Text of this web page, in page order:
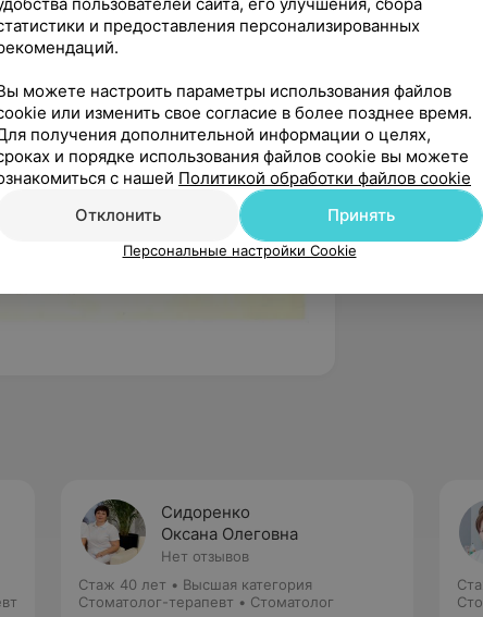
Сидоренко
Оксана Олеговна
Нет отзывов
Стаж 40 лет • Высшая категория
Стоматолог-терапевт • Стоматолог
и предоставления персонализированных
можете настроить параметры использования файлов
или изменить свое согласие в более позднее время.
получения дополнительной информации о целях,
и порядке использования файлов cookie вы можете
с нашей Политикой обработки файлов cookie
Отклонить
Принять
Персональные настройки Cookie